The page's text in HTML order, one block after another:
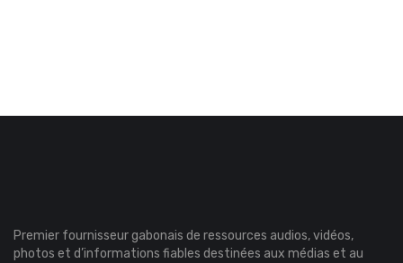
Premier fournisseur gabonais de ressources audios, vidéos,
photos et d’informations fiables destinées aux médias et au